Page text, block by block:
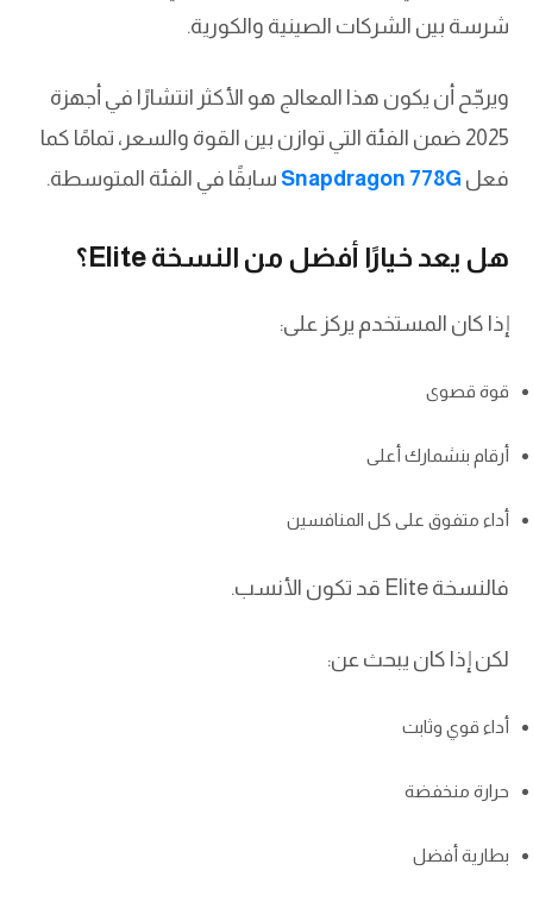
شرسة بين الشركات الصينية والكورية.
ويرجّح أن يكون هذا المعالج هو الأكثر انتشارًا في أجهزة
2025 ضمن الفئة التي توازن بين القوة والسعر، تمامًا كما
فعل Snapdragon 778G سابقًا في الفئة المتوسطة.
هل يعد خيارًا أفضل من النسخة Elite؟
إذا كان المستخدم يركز على:
قوة قصوى
أرقام بنشمارك أعلى
أداء متفوق على كل المنافسين
فالنسخة Elite قد تكون الأنسب.
لكن إذا كان يبحث عن:
أداء قوي وثابت
حرارة منخفضة
بطارية أفضل